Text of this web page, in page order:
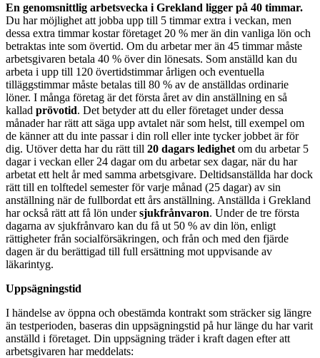
En genomsnittlig arbetsvecka i Grekland ligger på 40 timmar.
Du har möjlighet att jobba upp till 5 timmar extra i veckan, men
dessa extra timmar kostar företaget 20 % mer än din vanliga lön och
betraktas inte som övertid. Om du arbetar mer än 45 timmar måste
arbetsgivaren betala 40 % över din lönesats. Som anställd kan du
arbeta i upp till 120 övertidstimmar årligen och eventuella
tilläggstimmar måste betalas till 80 % av de anställdas ordinarie
löner. I många företag är det första året av din anställning en så
kallad prövotid. Det betyder att du eller företaget under dessa
månader har rätt att säga upp avtalet när som helst, till exempel om
de känner att du inte passar i din roll eller inte tycker jobbet är för
dig. Utöver detta har du rätt till 20 dagars ledighet om du arbetar 5
dagar i veckan eller 24 dagar om du arbetar sex dagar, när du har
arbetat ett helt år med samma arbetsgivare. Deltidsanställda har dock
rätt till en tolftedel semester för varje månad (25 dagar) av sin
anställning när de fullbordat ett års anställning. Anställda i Grekland
har också rätt att få lön undersjukfrånvaron. Under de tre första
dagarna av sjukfrånvaro kan du få ut 50 % av din lön, enligt
rättigheter från socialförsäkringen, och från och med den fjärde
dagen är du berättigad till full ersättning mot uppvisande av
läkarintyg.
Uppsägningstid
I händelse av öppna och obestämda kontrakt som sträcker sig längre
än testperioden, baseras din uppsägningstid på hur länge du har varit
anställd i företaget. Din uppsägning träder i kraft dagen efter att
arbetsgivaren har meddelats: